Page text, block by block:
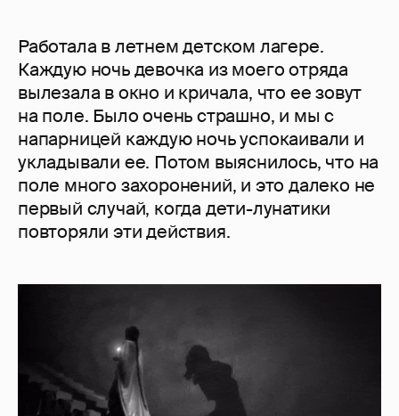
Работала в летнем детском лагере.
Каждую ночь девочка из моего отряда
вылезала в окно и кричала, что ее зовут
на поле. Было очень страшно, и мы с
напарницей каждую ночь успокаивали и
укладывали ее. Потом выяснилось, что на
поле много захоронений, и это далеко не
первый случай, когда дети-лунатики
повторяли эти действия.